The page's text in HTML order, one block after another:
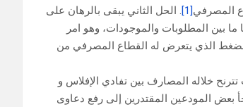
المصرفي[1]
. الحل الثاني يبقى بالرهان على
بين المطلوبات والموجودات، وهو امر
الذي يتعرض له القطاع المصرفي من
خلاله المصارف بين تفادي الإفلاس و
بعض المودعين المقتدرين إلى رفع دعاوى